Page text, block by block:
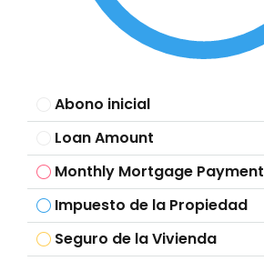
Abono inicial
Loan Amount
Monthly Mortgage Payment
Impuesto de la Propiedad
Seguro de la Vivienda